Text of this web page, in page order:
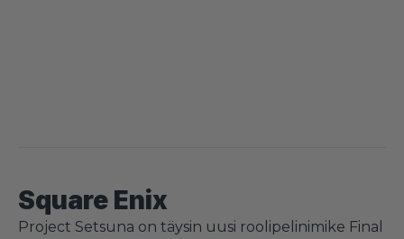
Square Enix
Project Setsuna on täysin uusi roolipelinimike Final